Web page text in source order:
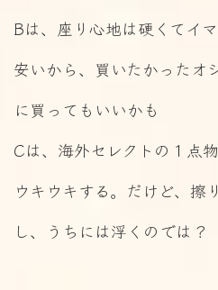
Bは、座り心地は硬くてイ
安いから、買いたかったオ
に買ってもいいかも
Cは、海外セレクトの１点
ウキウキする。だけど、擦
し、うちには浮くのでは？